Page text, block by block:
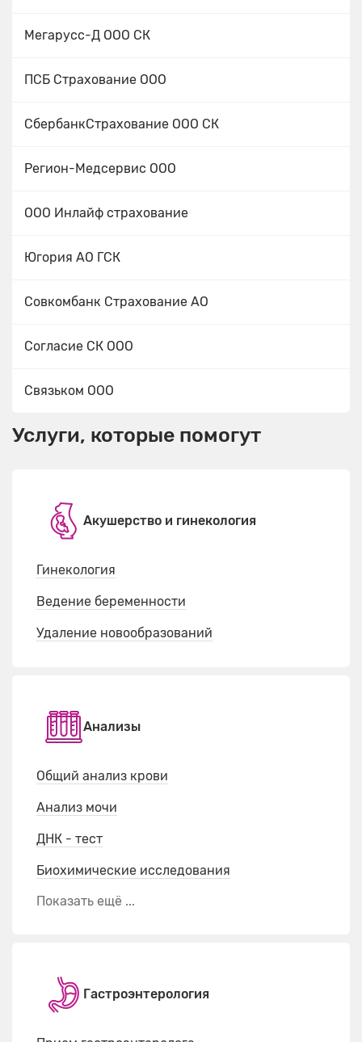
Мегарусс-Д ООО СК
ПСБ Страхование ООО
СбербанкСтрахование ООО СК
Регион-Медсервис ООО
ООО Инлайф страхование
Югория АО ГСК
Совкомбанк Страхование АО
Согласие СК ООО
Связьком ООО
Услуги, которые помогут
Акушерство и гинекология
Гинекология
Ведение беременности
Удаление новообразований
Анализы
Общий анализ крови
Анализ мочи
ДНК - тест
Биохимические исследования
Показать ещё ...
Гастроэнтерология